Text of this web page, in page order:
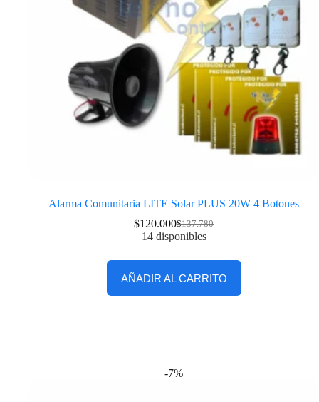
Alarma Comunitaria LITE Solar PLUS 20W 4 Botones
$137.780
$120.000
14 disponibles
AÑADIR AL CARRITO
-7%